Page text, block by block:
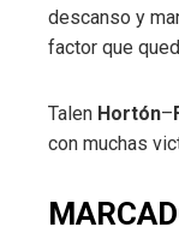
descanso y
factor que
Talen Hortón–
con muchas